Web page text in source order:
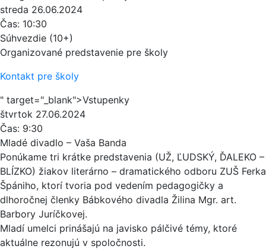
streda 26.06.2024
Čas: 10:30
Súhvezdie (10+)
Organizované predstavenie pre školy
Kontakt pre školy
" target="_blank">Vstupenky
štvrtok 27.06.2024
Čas: 9:30
Mladé divadlo – Vaša Banda
Ponúkame tri krátke predstavenia (UŽ, ĽUDSKÝ, ĎALEKO –
BLÍZKO) žiakov literárno – dramatického odboru ZUŠ Ferka
Špániho, ktorí tvoria pod vedením pedagogičky a
dlhoročnej členky Bábkového divadla Žilina Mgr. art.
Barbory Juríčkovej.
Mladí umelci prinášajú na javisko pálčivé témy, ktoré
aktuálne rezonujú v spoločnosti.